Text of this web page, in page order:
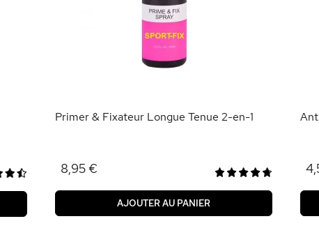
Primer & Fixateur Longue Tenue 2-en-1
8,95 €
AJOUTER AU PANIER